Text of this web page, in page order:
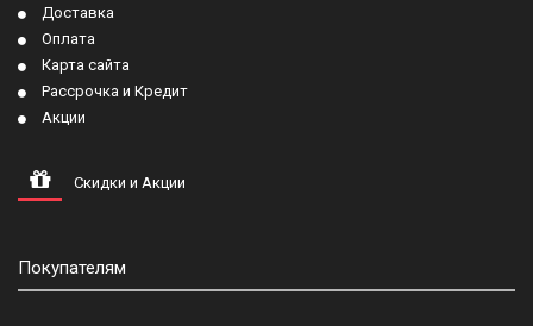
Доставка
Оплата
Карта сайта
Рассрочка и Кредит
Акции
Скидки и Акции
Покупателям